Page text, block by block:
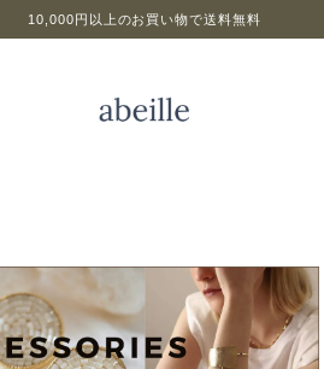
10,000円以上のお買い物で送料無料